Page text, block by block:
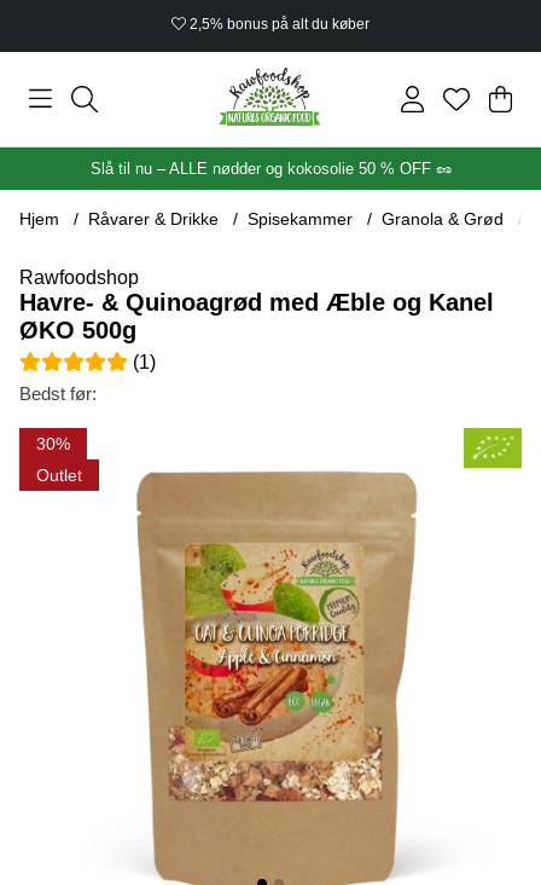
2,5% bonus på alt du køber
.
Slå til nu – ALLE nødder og kokosolie 50 % OFF 🥜
Hjem Råvarer & Drikke Spisekammer Granola & Grød
Rawfoodshop
Havre- & Quinoagrød med Æble og Kanel
ØKO 500g
Gennemsnitlig vurdering 5 ud af 5 Antal vurderinger 1
(1)
Bedst før:
30
Outlet
Produktbilleder Havre- & Quinoagrød med Æble og Kanel